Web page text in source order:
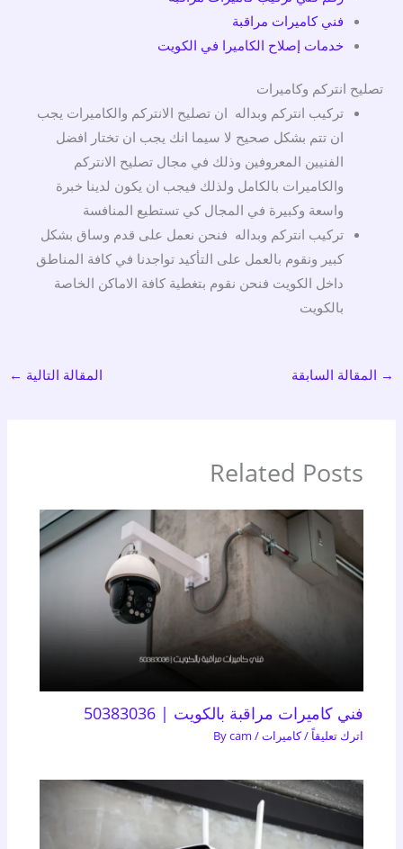
فني كاميرات مراقبة
خدمات إصلاح الكاميرا في الكويت
تصليح انتركم وكاميرات
تركيب انتركم وبداله ان تصليح الانتركم والكاميرات يجب
ان تتم بشكل صحيح لا سيما انك يجب ان تختار افضل
الفنيين المعروفين وذلك في مجال تصليح الانتركم
والكاميرات بالكامل ولذلك فيجب ان يكون لدينا خبرة
واسعة وكبيرة في المجال كي تستطيع المنافسة
تركيب انتركم وبداله فنحن نعمل على قدم وساق بشكل
كبير ونقوم بالعمل على التأكيد تواجدنا في كافة المناطق
داخل الكويت فنحن نقوم بتغطية كافة الاماكن الخاصة
بالكويت
→ المقالة السابقة المقالة التالية ←
Related Posts
فني كاميرات مراقبة بالكويت | 50383036
اترك تعليقاً/كاميرات/ By
cam